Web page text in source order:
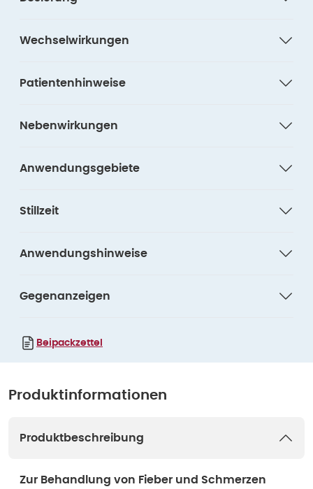
Wechselwirkungen
Patientenhinweise
Nebenwirkungen
Anwendungsgebiete
Stillzeit
Anwendungshinweise
Gegenanzeigen
Beipackzettel
Produktinformationen
Produktbeschreibung
Zur Behandlung von Fieber und Schmerzen